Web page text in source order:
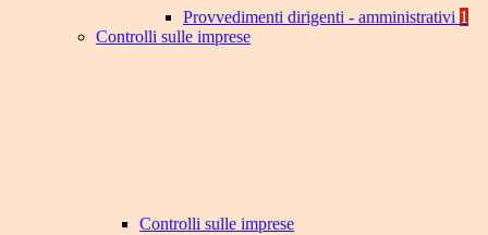
Provvedimenti dirigenti - amministrativi 1
Controlli sulle imprese
Controlli sulle imprese